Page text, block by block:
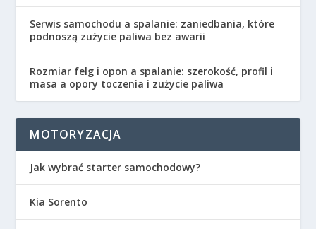
Serwis samochodu a spalanie: zaniedbania, które
podnoszą zużycie paliwa bez awarii
Rozmiar felg i opon a spalanie: szerokość, profil i
masa a opory toczenia i zużycie paliwa
MOTORYZACJA
Jak wybrać starter samochodowy?
Kia Sorento